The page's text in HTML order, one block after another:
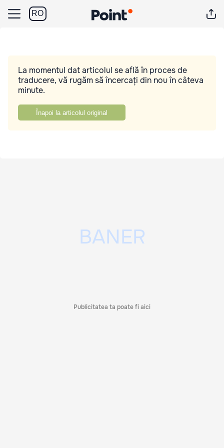
RO
La momentul dat articolul se află în proces de
traducere, vă rugăm să încercați din nou în câteva
minute.
Înapoi la articolul original
Publicitatea ta poate fi aici